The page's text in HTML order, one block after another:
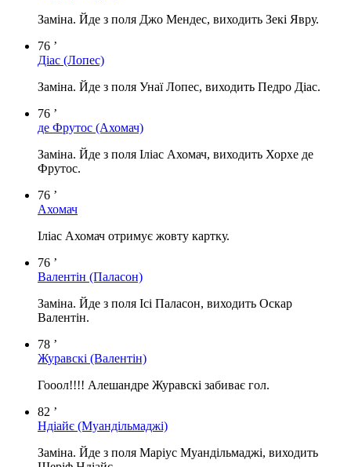
Заміна. Йде з поля Джо Мендес, виходить Зекі Явру.
76 ’
Діас (Лопес)
Заміна. Йде з поля Унаї Лопес, виходить Педро Діас.
76 ’
де Фрутос (Ахомач)
Заміна. Йде з поля Іліас Ахомач, виходить Хорхе де
Фрутос.
76 ’
Ахомач
Іліас Ахомач отримує жовту картку.
76 ’
Валентін (Паласон)
Заміна. Йде з поля Ісі Паласон, виходить Оскар
Валентін.
78 ’
Журавскі (Валентін)
Гооол!!!! Алешандре Журавскі забиває гол.
82 ’
Ндіайє (Муандільмаджі)
Заміна. Йде з поля Маріус Муандільмаджі, виходить